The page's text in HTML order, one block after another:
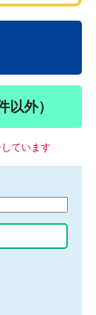
以外）
ています